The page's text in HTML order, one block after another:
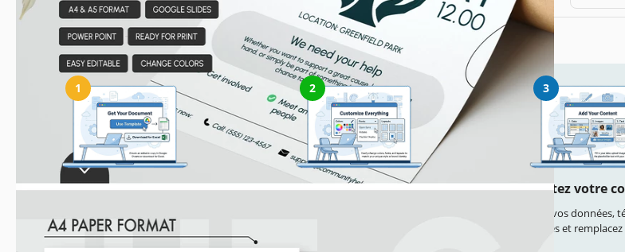
Comment utiliser et modifier ce modèle
1
Obtenez votre document
créer une copie modifiable dans Google
Slides ou télécharger pour Microsoft
2
Personnalisez tout
3
Ajoutez votre
Remplissez vos données,
images et